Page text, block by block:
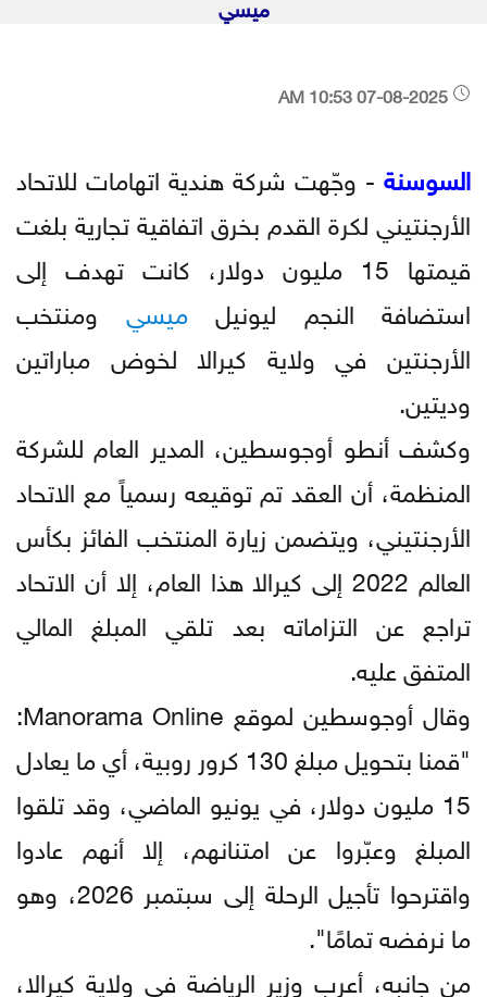
السوسنة - وجّهت شركة هندية اتهامات للاتحاد
الأرجنتيني لكرة القدم بخرق اتفاقية تجارية بلغت
قيمتها 15 مليون دولار، كانت تهدف إلى
استضافة النجم ليونيلميسي ومنتخب
الأرجنتين في ولاية كيرالا لخوض مباراتين
وديتين.
وكشف أنطو أوجوسطين، المدير العام للشركة
المنظمة، أن العقد تم توقيعه رسمياً مع الاتحاد
الأرجنتيني، ويتضمن زيارة المنتخب الفائز بكأس
العالم 2022 إلى كيرالا هذا العام، إلا أن الاتحاد
تراجع عن التزاماته بعد تلقي المبلغ المالي
المتفق عليه.
وقال أوجوسطين لموقع Manorama Online:
"قمنا بتحويل مبلغ 130 كرور روبية، أي ما يعادل
15 مليون دولار، في يونيو الماضي، وقد تلقوا
المبلغ وعبّروا عن امتنانهم، إلا أنهم عادوا
واقترحوا تأجيل الرحلة إلى سبتمبر 2026، وهو
ما نرفضه تمامًا".
من جانبه، أعرب وزير الرياضة في ولاية كيرالا،